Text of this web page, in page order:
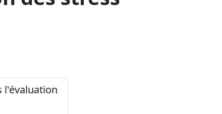
l'évaluation